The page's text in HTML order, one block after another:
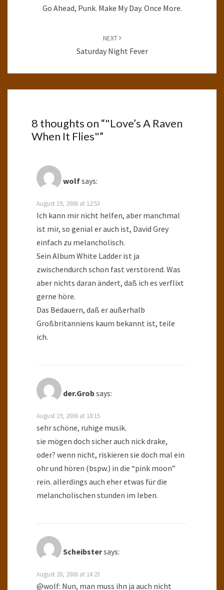
Go Ahead, Punk. Make My Day. Once More.
NEXT
Saturday Night Fever
8 thoughts on “"Love’s A Raven
When It Flies"”
wolfsays:
August 19, 2006 at 12:53
Ich kann mir nicht helfen, aber manchmal
ist mir, so genial er auch ist, David Grey
einfach zu melancholisch.
Sein Album White Ladder ist ja
zwischendurch schon fast verstörend. Was
aber nichts daran ändert, daß ich es verflixt
gerne höre.
Das Bedauern, daß er außerhalb
Großbritanniens kaum bekannt ist, teile
ich.
der.Grobsays:
August 19, 2006 at 18:15
sehr schöne, ruhige musik.
sie mögen doch sicher auch nick drake,
oder? wenn nicht, riskieren sie doch mal ein
ohr und hören (bspw.) in die “pink moon”
rein. allerdings auch eher etwas für die
melancholischen stunden im leben.
Scheibstersays:
August 20, 2006 at 14:23
@wolf: Nun, man muss ihn ja auch nicht